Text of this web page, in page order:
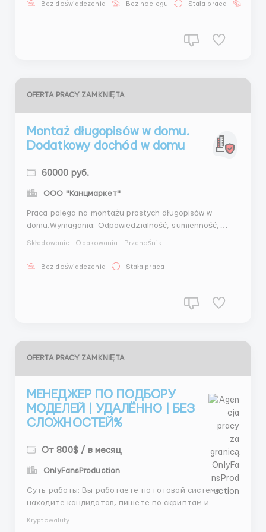
Bez doświadczenia Bez noclegu Stała praca
OFERTA PRACY ZAMKNIĘTA
Montaż długopisów w domu.
Dodatkowy dochód w domu
60000 руб.
ООО "Канцмаркет"
Praca polega na montażu prostych długopisów w
domu.Wymagania: Odpowiedzialność, sumienność,
punktualność.Praca nie wymagająca specjalnego
konieczne.Obowiązki: Montaż prostych długopisów,
Składowanie - Opakowania - Przenośnik
Bez doświadczenia Stała praca
OFERTA PRACY ZAMKNIĘTA
МЕНЕДЖЕР ПО ПОДБОРУ
МОДЕЛЕЙ | УДАЛЁННО | БЕЗ
СЛОЖНОСТЕЙ%
От 800$ / в месяц
OnlyFansProduction
Суть работы: Вы работаете по готовой системе:
находите кандидатов, пишете по скриптам и
Kryptowaluty